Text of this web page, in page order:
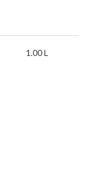
1.00 L